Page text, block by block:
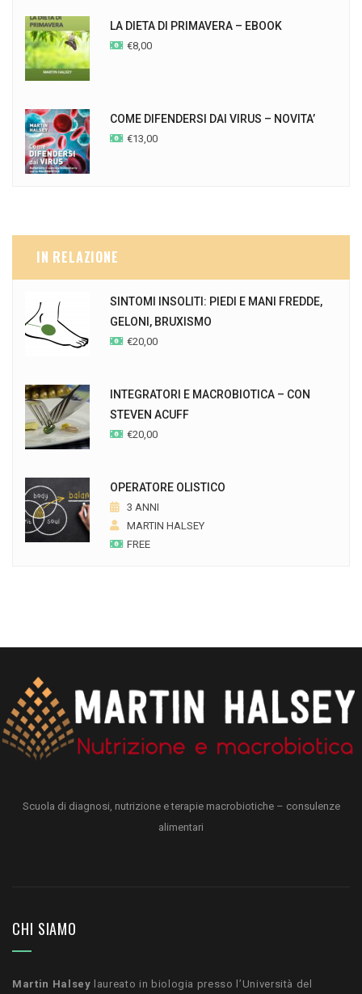
LA DIETA DI PRIMAVERA – EBOOK
€8,00
COME DIFENDERSI DAI VIRUS – NOVITA’
€13,00
IN RELAZIONE
SINTOMI INSOLITI: PIEDI E MANI FREDDE,
GELONI, BRUXISMO
€20,00
INTEGRATORI E MACROBIOTICA – CON
STEVEN ACUFF
€20,00
OPERATORE OLISTICO
3 ANNI
MARTIN HALSEY
FREE
Scuola di diagnosi, nutrizione e terapie macrobiotiche – consulenze
alimentari
CHI SIAMO
Martin Halsey laureato in biologia presso l’Università del